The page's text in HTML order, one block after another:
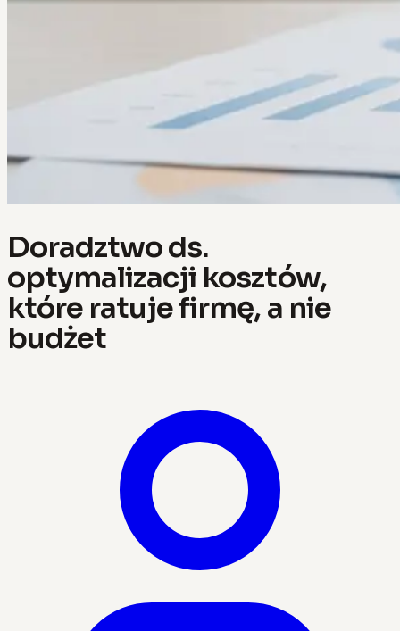
Doradztwo ds.
optymalizacji kosztów,
które ratuje firmę, a nie
budżet